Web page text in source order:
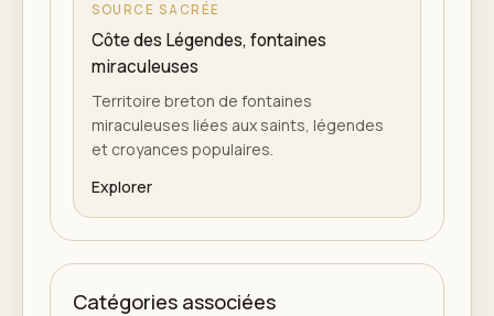
SOURCE SACRÉE
Côte des Légendes, fontaines
miraculeuses
Territoire breton de fontaines
miraculeuses liées aux saints, légendes
et croyances populaires.
Explorer
Catégories associées